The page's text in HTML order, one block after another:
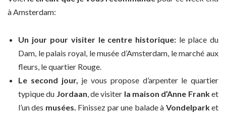
à Amsterdam:
Un jour pour visiter le centre historique: le place du
Dam, le palais royal, le musée d’Amsterdam, le marché aux
fleurs, le quartier Rouge.
Le second jour, je vous propose d’arpenter le quartier
typique du Jordaan , de visiter la maison d’Anne Franket
l’un des musées. Finissez par une balade à Vondelparket